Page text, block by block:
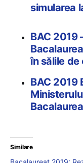
simularea
BAC 2019
în sălile de
BAC 2019
Similare